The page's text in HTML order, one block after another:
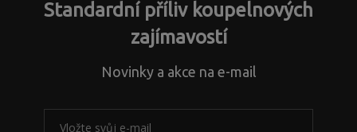
Standardní příliv koupelnových
zajímavostí
Novinky a akce na e-mail